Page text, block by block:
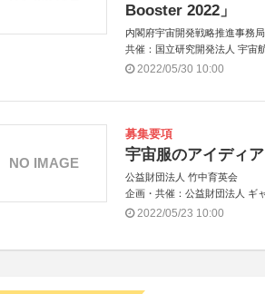
Booster 2022」
内閣府宇宙開発戦略推進事務局
共催：国立研究開発法人 宇宙
人 新エネルギー・産業技術総
2022/05/30 10:00
募集要項
宇宙服のアイディア
公益財団法人 竹中育英会
企画・共催：公益財団法人 ギ
2022/05/23 10:00
NO IMAGE